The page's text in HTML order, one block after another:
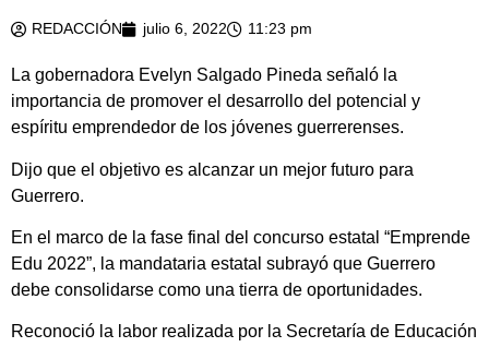
REDACCIÓN julio 6, 2022 11:23 pm
La gobernadora Evelyn Salgado Pineda señaló la
importancia de promover el desarrollo del potencial y
espíritu emprendedor de los jóvenes guerrerenses.
Dijo que el objetivo es alcanzar un mejor futuro para
Guerrero.
En el marco de la fase final del concurso estatal “Emprende
Edu 2022”, la mandataria estatal subrayó que Guerrero
debe consolidarse como una tierra de oportunidades.
Reconoció la labor realizada por la Secretaría de Educación